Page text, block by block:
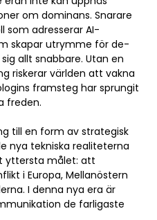
om dominans. Snarare
som adresserar AI-
skapar utrymme för de-
allt snabbare. Utan en
riskerar världen att vakna
framsteg har sprungit
freden.
till en form av strategisk
nya tekniska realiteterna
yttersta målet: att
i Europa, Mellanöstern
I denna nya era är
de farligaste